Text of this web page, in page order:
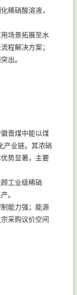
稀硝酸溶液，
场景拓展至水
程解决方案；
出。
晋煤中能以煤
产业链。其浓硝
势显著，主要
工业级稀硝
。
能力强；能源
采购议价空间